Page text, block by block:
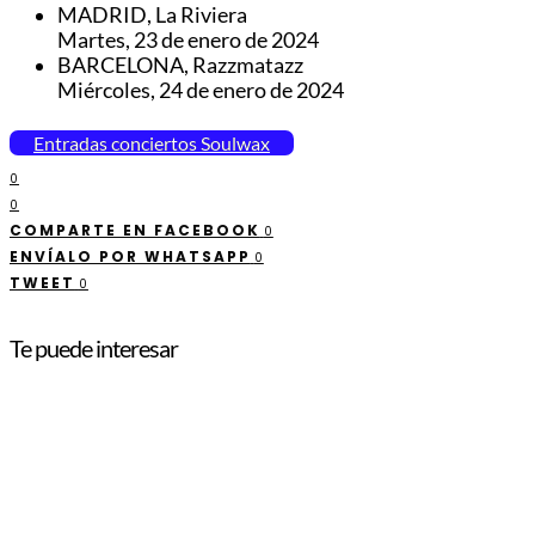
MADRID, La Riviera
Martes, 23 de enero de 2024
BARCELONA, Razzmatazz
Miércoles, 24 de enero de 2024
Entradas conciertos Soulwax
0
0
COMPARTE EN FACEBOOK 0
ENVÍALO POR WHATSAPP 0
TWEET 0
Te puede interesar